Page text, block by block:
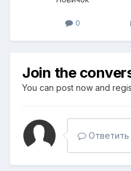
0
Join the
You can post now and
Ответить